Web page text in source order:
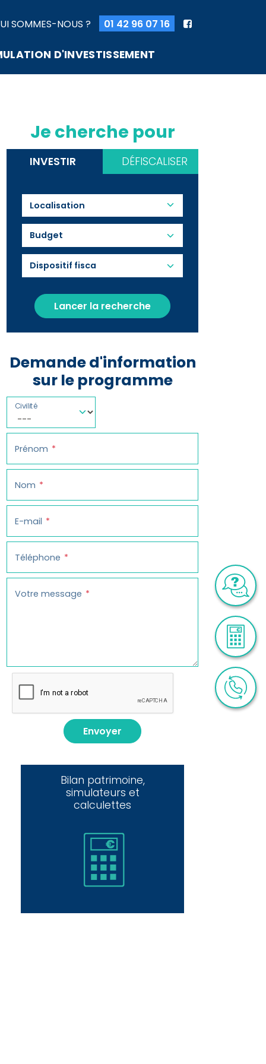
SOMMES-NOUS ? 01 42 96 07 16
D'INVESTISSEMENT
Je cherche pour
INVESTIR DÉFISCALISER
Budget
Lancer la recherche
Demande d'information
sur le programme
Civilité
Prénom
Nom
E-mail
Téléphone
Votre message
Envoyer
Bilan patrimoine,
simulateurs et
calculettes